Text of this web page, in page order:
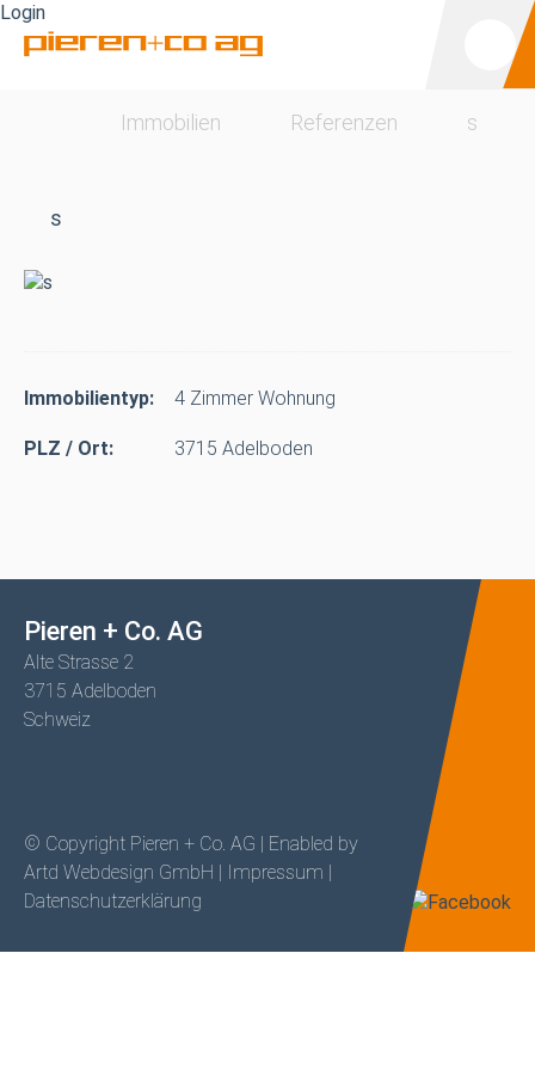
Main
DE
Immobilien Referenzen s
s
Immobilientyp: 4 Zimmer Wohnung
PLZ / Ort: 3715 Adelboden
Pieren + Co. AG
Alte Strasse 2
3715 Adelboden
Schweiz
© Copyright Pieren + Co. AG | Enabled by
Artd Webdesign GmbH | Impressum |
Datenschutzerklärung
Login